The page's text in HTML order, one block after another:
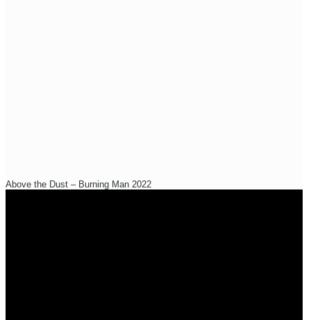
Above the Dust – Burning Man 2022